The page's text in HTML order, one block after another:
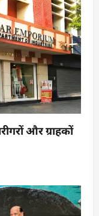
और ग्राहकों